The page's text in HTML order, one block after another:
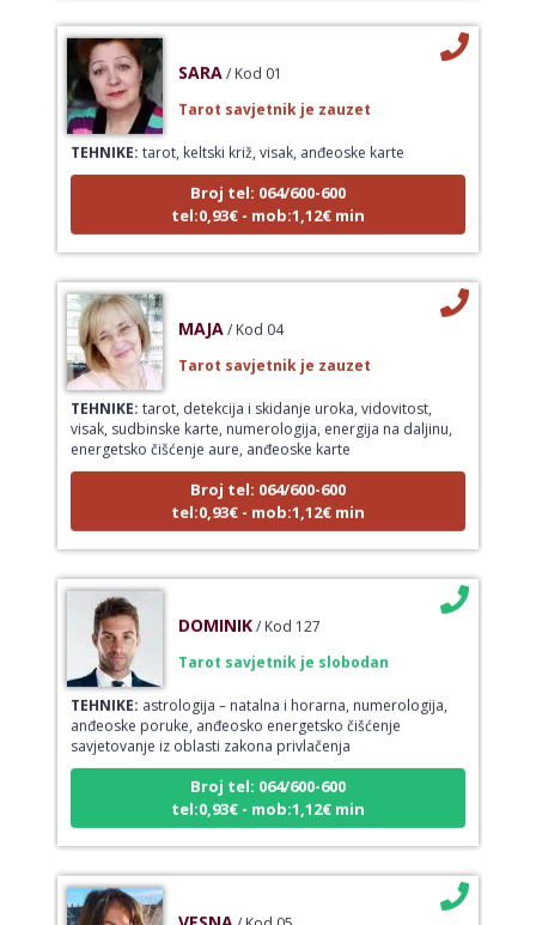
TEHNIKE:tarot, keltski križ, visak, anđeoske karte
Broj tel: 064/600-600
tel:0,93€ - mob:1,12€ min
TEHNIKE:tarot, detekcija i skidanje uroka, vidovitost,
visak, sudbinske karte, numerologija, energija na daljinu,
energetsko čišćenje aure, anđeoske karte
Broj tel: 064/600-600
tel:0,93€ - mob:1,12€ min
TEHNIKE:astrologija – natalna i horarna, numerologija,
anđeoske poruke, anđeosko energetsko čišćenje
savjetovanje iz oblasti zakona privlačenja
Broj tel: 064/600-600
tel:0,93€ - mob:1,12€ min